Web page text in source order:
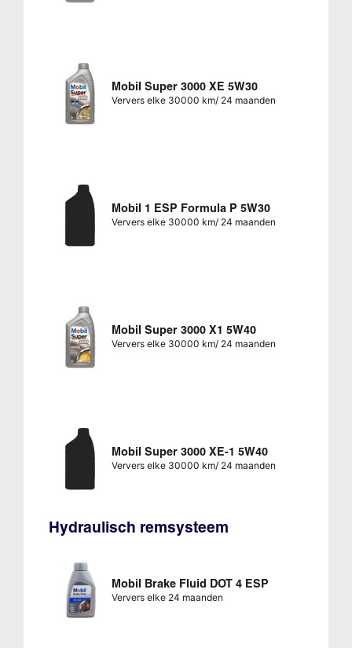
Mobil Super 3000 XE 5W30
Ververs elke 30000 km/ 24 maanden
Mobil 1 ESP Formula P 5W30
Ververs elke 30000 km/ 24 maanden
Mobil Super 3000 X1 5W40
Ververs elke 30000 km/ 24 maanden
Mobil Super 3000 XE-1 5W40
Ververs elke 30000 km/ 24 maanden
Hydraulisch remsysteem
Mobil Brake Fluid DOT 4 ESP
Ververs elke 24 maanden